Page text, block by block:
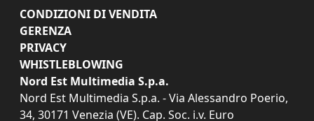
CONDIZIONI DI VENDITA
GERENZA
PRIVACY
WHISTLEBLOWING
Nord Est Multimedia S.p.a.
Nord Est Multimedia S.p.a. - Via Alessandro Poerio,
34, 30171 Venezia (VE). Cap. Soc. i.v. Euro